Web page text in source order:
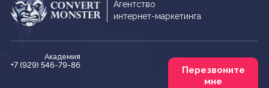
Агентство
интернет-маркетинга
Академия
+7 (929) 546-79-86
Перезвоните
мне